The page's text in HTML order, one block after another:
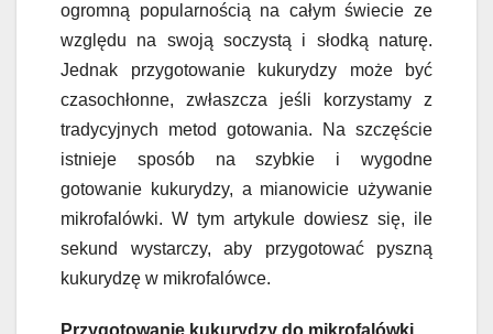
ogromną popularnością na całym świecie ze
względu na swoją soczystą i słodką naturę.
Jednak przygotowanie kukurydzy może być
czasochłonne, zwłaszcza jeśli korzystamy z
tradycyjnych metod gotowania. Na szczęście
istnieje sposób na szybkie i wygodne
gotowanie kukurydzy, a mianowicie używanie
mikrofalówki. W tym artykule dowiesz się, ile
sekund wystarczy, aby przygotować pyszną
kukurydzę w mikrofalówce.